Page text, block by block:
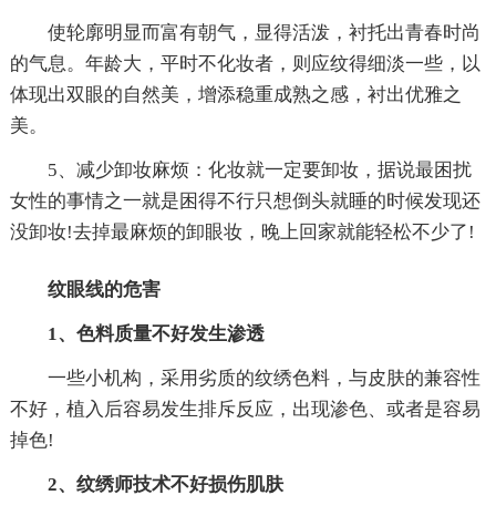
使轮廓明显而富有朝气，显得活泼，衬托出青春时尚
的气息。年龄大，平时不化妆者，则应纹得细淡一些，以
体现出双眼的自然美，增添稳重成熟之感，衬出优雅之
美。
5、减少卸妆麻烦：化妆就一定要卸妆，据说最困扰
女性的事情之一就是困得不行只想倒头就睡的时候发现还
没卸妆!去掉最麻烦的卸眼妆，晚上回家就能轻松不少了!
纹眼线的危害
1、色料质量不好发生渗透
一些小机构，采用劣质的纹绣色料，与皮肤的兼容性
不好，植入后容易发生排斥反应，出现渗色、或者是容易
掉色!
2、纹绣师技术不好损伤肌肤